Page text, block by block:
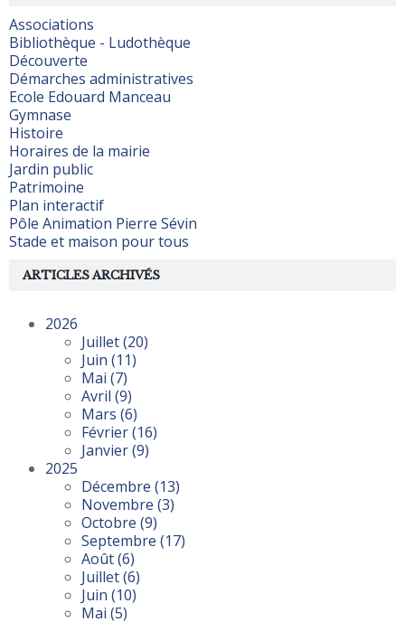
Associations
Bibliothèque - Ludothèque
Découverte
Démarches administratives
Ecole Edouard Manceau
Gymnase
Histoire
Horaires de la mairie
Jardin public
Patrimoine
Plan interactif
Pôle Animation Pierre Sévin
Stade et maison pour tous
ARTICLES ARCHIVÉS
2026
Juillet(20)
Juin (11)
Mai (7)
Avril (9)
Mars (6)
Février(16)
Janvier(9)
2025
Décembre (13)
Novembre (3)
Octobre (9)
Septembre (17)
Août(6)
Juillet(6)
Juin (10)
Mai (5)